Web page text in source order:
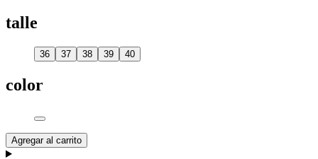
talle
36 37 38 39 40
color
Agregar al carrito